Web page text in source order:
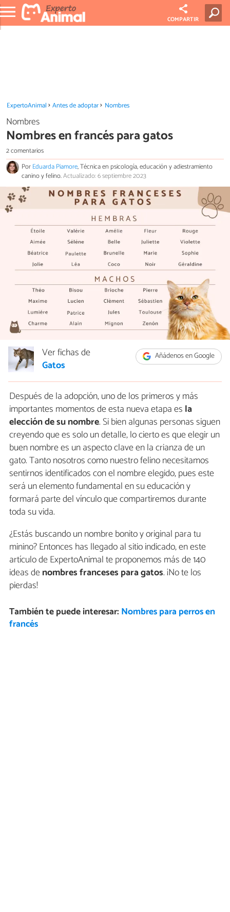
COMPARTIR
ExpertoAnimal Antes de adoptar Nombres
Nombres
Nombres en francés para gatos
2 comentarios
PorEduarda Piamore, Técnica en psicología, educación y adiestramiento
canino y felino.Actualizado: 6 septiembre 2023
Añádenos en Google
Ver fichas de
Gatos
Después de la adopción, uno de los primeros y más
importantes momentos de esta nueva etapa es la
elección de su nombre. Si bien algunas personas siguen
creyendo que es solo un detalle, lo cierto es que elegir un
buen nombre es un aspecto clave en la crianza de un
gato. Tanto nosotros como nuestro felino necesitamos
sentirnos identificados con el nombre elegido, pues este
será un elemento fundamental en su educación y
formará parte del vínculo que compartiremos durante
toda su vida.
¿Estás buscando un nombre bonito y original para tu
minino? Entonces has llegado al sitio indicado, en este
artículo de ExpertoAnimal te proponemos más de 140
ideas denombres franceses para gatos. ¡No te los
pierdas!
También te puede interesar: Nombres para perros en
francés